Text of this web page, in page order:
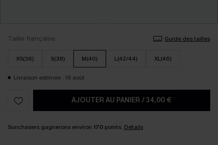
Taille française Guide des tailles
XS(36) S(38) M(40) L(42/44) XL(46)
Livraison estimée : 19 août
AJOUTER AU PANIER /34,00 €
Sunchasers gagnerons environ 170 points. Détails